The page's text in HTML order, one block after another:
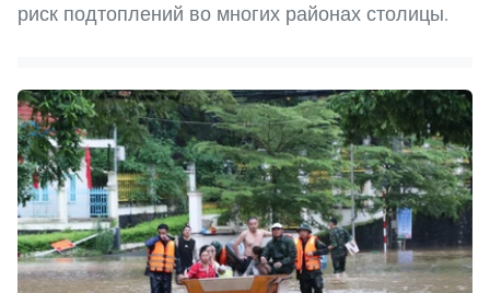
риск подтоплений во многих районах столицы.